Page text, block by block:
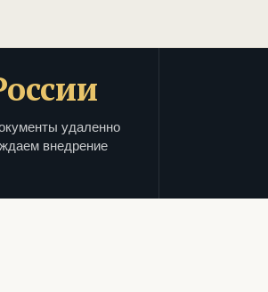
удаленно
внедрение